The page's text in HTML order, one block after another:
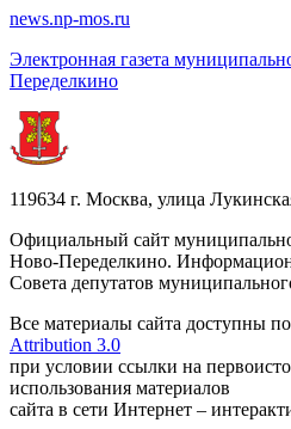
news.np-mos.ru
Электронная газета
Переделкино
119634 г. Москва, улица
Официальный сайт
Ново-Переделкино.
Совета депутатов
Все материалы сайта доступны
Attribution 3.0
при условии ссылки на
использования материалов
сайта в сети Интернет –